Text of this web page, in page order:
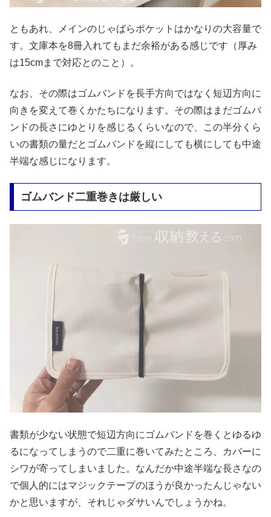
ともあれ、メインのじゃばらポケットはかなりの大容量で
す。文庫本を8冊入れてもまだ余裕がある感じです（厚み
は15cmまで対応とのこと）。
なお、その際はゴムバンドを長手方向ではなく短辺方向に
向きを変えて巻くかたちになります。その際はまだゴムバ
ンドの長さにゆとりを感じるくらいなので、この半分くら
いの書類の量だとゴムバンドを縦にしても横にしても中途
半端な感じになります。
ゴムバンド二重巻きは厳しい
書類が少ない状態で短辺方向にゴムバンドを巻くとゆるゆ
るになってしまうので二重に巻いてみたところ、カバーに
シワが寄ってしまいました。なんだか中途半端な長さなの
で個人的にはマジックテープのほうが良かったんじゃない
かと思いますが、それじゃダサいんでしょうかね。